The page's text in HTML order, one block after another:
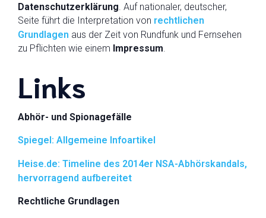
Datenschutzerklärung. Auf nationaler, deutscher,
Seite führt die Interpretation von rechtlichen
Grundlagen aus der Zeit von Rundfunk und Fernsehen
zu Pflichten wie einem Impressum.
Links
Abhör- und Spionagefälle
Spiegel: Allgemeine Infoartikel
Heise.de: Timeline des 2014er NSA-Abhörskandals,
hervorragend aufbereitet
Rechtliche Grundlagen